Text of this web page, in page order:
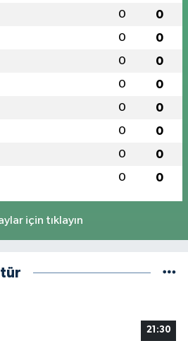
0 0
0 0
0 0
0 0
0 0
0 0
0 0
0 0
için tıklayın
21:30